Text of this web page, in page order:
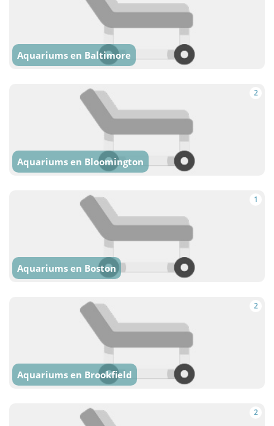
Aquariums en Baltimore
2
Aquariums en Bloomington
1
Aquariums en Boston
2
Aquariums en Brookfield
2